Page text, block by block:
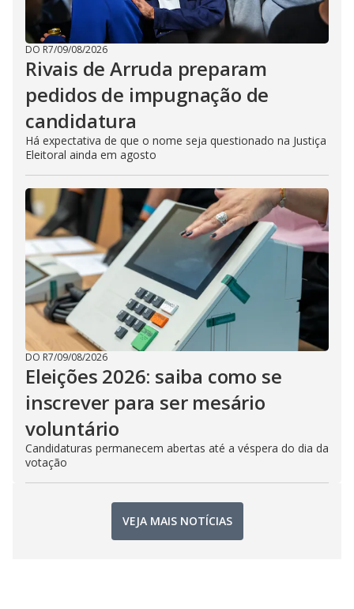
DO R7/09/08/2026
Rivais de Arruda preparam
pedidos de impugnação de
candidatura
Há expectativa de que o nome seja questionado na Justiça
Eleitoral ainda em agosto
DO R7/09/08/2026
Eleições 2026: saiba como se
inscrever para ser mesário
voluntário
Candidaturas permanecem abertas até a véspera do dia da
votação
VEJA MAIS NOTÍCIAS